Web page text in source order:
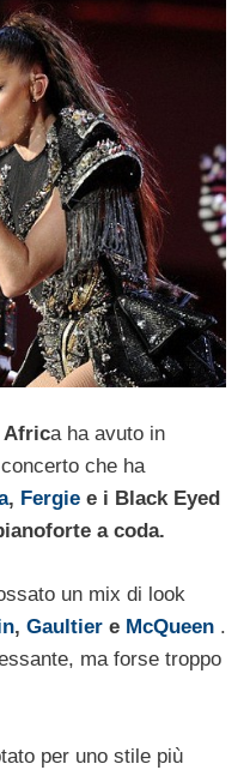
Africa ha avuto in
che ha
, Fergie e i Black Eyed
a coda.
un mix di look
, Gaultier e McQueen .
ma forse troppo
per uno stile più